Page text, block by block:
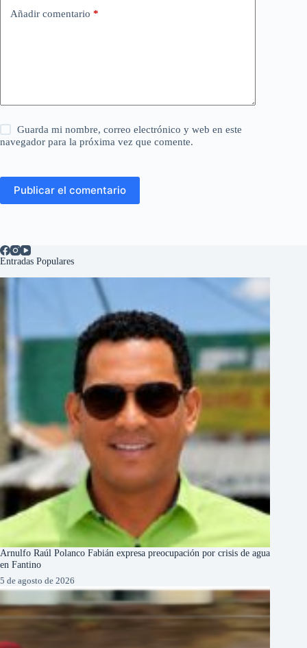
Añadir comentario *
Guarda mi nombre, correo electrónico y web en este
navegador para la próxima vez que comente.
Publicar el comentario
Entradas Populares
Arnulfo Raúl Polanco Fabián expresa preocupación por crisis de agua
en Fantino
5 de agosto de 2026